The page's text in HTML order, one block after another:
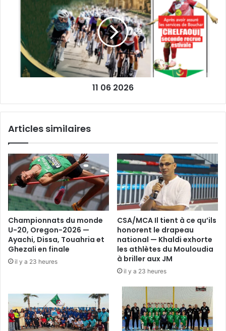
stratégie
11 06 2026
Articles similaires
Championnats du monde
U-20, Oregon-2026 —
Ayachi, Dissa, Touahria et
Ghezali en finale
il y a 23 heures
CSA/MCA Il tient à ce qu’ils
honorent le drapeau
national — Khaldi exhorte
les athlètes du Mouloudia
à briller aux JM
il y a 23 heures